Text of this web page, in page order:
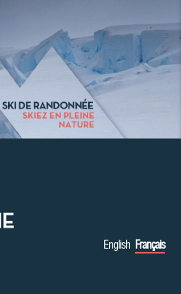
English Français